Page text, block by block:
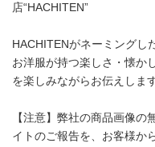
店“HACHITEN”
HACHITENがネーミングし
お洋服が持つ楽しさ・懐か
を楽しみながらお伝えします
【注意】弊社の商品画像
イトのご報告を、お客様か